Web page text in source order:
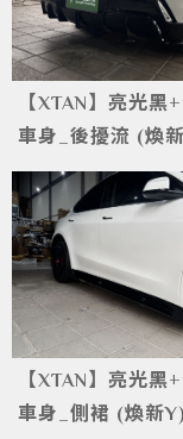
【XTAN】亮光黑
車身_後擾流 (煥
【XTAN】亮光黑
車身_側裙 (煥新Y)